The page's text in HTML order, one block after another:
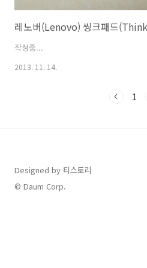
레노버(Lenovo) 씽크패드
작성중...
2013. 11. 14.
1
Designed by 티스토리
© Daum Corp.